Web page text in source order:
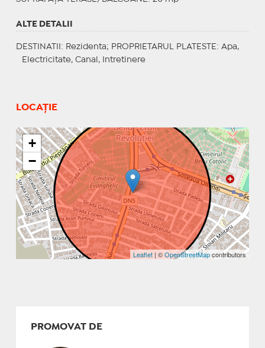
ALTE DETALII
DESTINATII : Rezidenta; PROPRIETARUL PLATESTE : Apa,
Electricitate, Canal, Intretinere
LOCAȚIE
+
−
Leaflet | ©OpenStreetMapcontributors
PROMOVAT DE